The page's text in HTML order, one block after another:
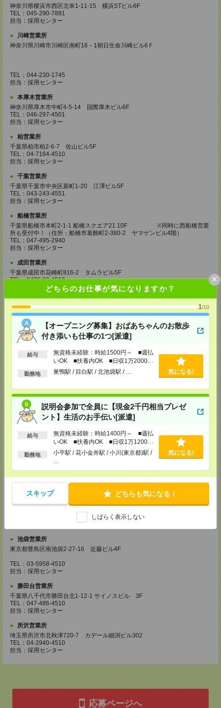
どちらのお仕事が気になりますか？
1/10
【オープニング募集】おばあちゃんのお散歩
付き添いも仕事の1つ[派遣]
給与
無資格未経験：時給1500円～ ■週払
いOK ■扶養内OK ■日収1万2000円
以上
勤務地 巣鴨駅 / 目白駅 / 北池袋駅 / … 気になる!
説明会参加で全員に【現金2千円相当プレゼ
ント】生活のお手伝い[派遣]
給与
無資格未経験：時給1400円～ ■週払
いOK ■扶養内OK ■日収1万1200円
以上
勤務地
小平駅 / 花小金井駅 / 小川(東京都)駅 /
気になる!
スキップ どちらも気になる！
しばらく表示しない
×
神奈川県横浜市西区北幸1-11-15 横浜STビル6F
TEL：045-290-7881
担当：採用センター
川崎営業所
神奈川県川崎市川崎区南町16－1朝日生命川崎ビル6Ｆ
TEL：044-230-1745
担当：採用センター
本厚木営業所
神奈川県厚木市中町4-5-14 国際厚木ビル6F
TEL：046-297-4501
担当：採用センター
柏営業所
千葉県柏市柏2-6-7 佐山ビル5F
TEL：04-7164-4510
担当：採用センター
千葉営業所
千葉県千葉市中央区新町1-20 江澤ビル5F
TEL：043-243-4551
担当：採用センター
船橋営業所
千葉県船橋市本町2-1-1 船橋スクエア21 10F ※同時に西船橋営業
所も受付中！（住所：船橋市葛飾町2-380-2 ヤマゲンビル4階）
TEL：047-495-2940
担当：採用センター
成田営業所
千葉県成田市花崎町816-2 タムラビル5F
TEL：0476-20-4510
担当：採用センター
埼玉県さいたま市大宮区桜木町2-8-3 阪デンタルビル5F
TEL：048-640-4520
担当：採用センター
川越営業所
埼玉県川越市脇田本町11-1 川越シティービル6F
TEL：049-238-7117
埼玉県越谷市南越谷1-16-8 イーストサンビル5 5F
TEL：048-990-4510
担当：採用センター
錦糸町営業所
東京都墨田区江東橋4-19-3 錦糸町ミハマビル 3F
TEL：03-5669-4522
担当：採用センター
東京都新宿区西新宿1-8-1 新宿ビルディング5Ｆ
TEL：03-6911-4510
担当：採用センター
池袋営業所
東京都豊島区南池袋2-27-16 近藤ビル4F
TEL：03-5958-4510
担当：採用センター
勝田台営業所
千葉県八千代市勝田台北1-12-1 サイノスビル 3F
TEL：047-486-4510
担当：採用センター
所沢営業所
埼玉県所沢市北秋津720-7 カデール細渕ビル302
TEL：04-2940-4510
担当：採用センター
応募ページへ